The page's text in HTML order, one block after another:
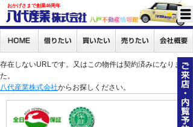
おかげさまで創業46周年
存在しないURLです。又はこの物件は契約済みになりまし
た。
八代産業株式会社からお探しください。